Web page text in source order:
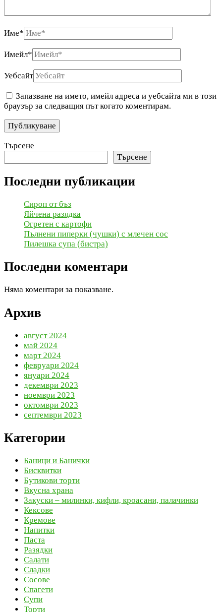
Име*
Имейл*
Уебсайт
Запазване на името, имейл адреса и уебсайта ми в този
браузър за следващия път когато коментирам.
Търсене
Търсене
Последни публикации
Сироп от бъз
Яйчена разядка
Огретен с картофи
Пълнени пиперки (чушки) с млечен сос
Пилешка супа (бистра)
Последни коментари
Няма коментари за показване.
Архив
август 2024
май 2024
март 2024
февруари 2024
януари 2024
декември 2023
ноември 2023
октомври 2023
септември 2023
Категории
Баници и Банички
Бисквитки
Бутикови торти
Вкусна храна
Закуски – милинки, кифли, кроасани, палачинки
Кексове
Кремове
Напитки
Паста
Разядки
Салати
Сладки
Сосове
Спагети
Супи
Торти